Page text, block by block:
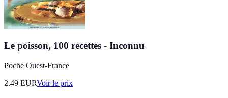
Le poisson, 100 recettes - Inconnu
Poche Ouest-France
2.49 EURVoir le prix